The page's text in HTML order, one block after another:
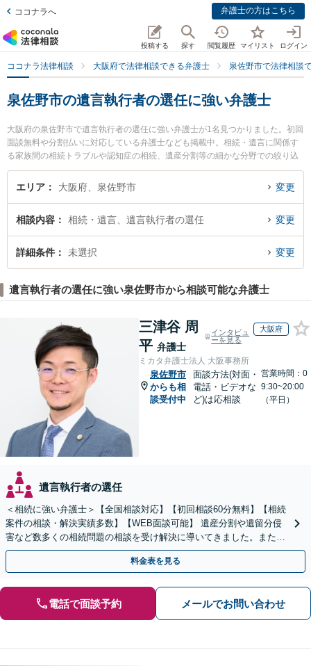
ココナラへ 弁護士の方はこちら
投稿する 探す 閲覧履歴 マイリスト ログイン
ココナラ法律相談 大阪府で法律相談できる弁護士 泉佐野市で法律相談
泉佐野市の遺言執行者の選任に強い弁護士
大阪府の泉佐野市で遺言執行者の選任に強い弁護士が1名見つかりました。初回
面談無料や分割払いに対応している弁護士なども掲載中。相続・遺言に関係す
る家族間の相続トラブルや認知症の相続、遺産分割等の細かな分野での絞り込
み検索もでき便利です。特に泉佐野法律事務所の植木 和彦弁護士のプロフィー
ル情報や弁護士費用、強みなどが注目されています。『泉佐野市で土日や夜間
回相談無料で遺言執行者の選任を法律相談できる泉佐野市内の弁護士に相談予
約したい』などでお困りの相談者さんにおすすめです。
エリア 大阪府、泉佐野市 変更
相談内容 相続・遺言、遺言執行者の選任 変更
詳細条件 未選択 変更
遺言執行者の選任に強い泉佐野市から相談可能な弁護士
三津谷 周
平 弁護士
インタビュ
ーを見る
大阪府
ミカタ弁護士法人 大阪事務所
泉佐野市
からも相
談受付中
面談方法(対面・
電話・ビデオな
ど)は応相談
営業時間：0
9:30~20:00
（平日）
遺言執行者の選任
＜相続に強い弁護士＞【全国相談対応】【初回相談60分無料】【相続
案件の相談・解決実績多数】【WEB面談可能】 遺産分割や遺留分侵
害など数多くの相続問題の相談を受け解決に導いてきました。また、
過去に１００件超の遺言作成のお手伝いをしました。
料金表を見る
電話で面談予約 メールでお問い合わせ